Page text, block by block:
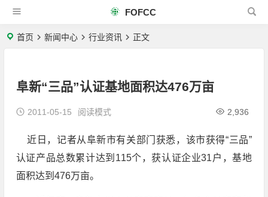
FOFCC
首页 新闻中心 行业资讯 正文
阜新“三品”认证基地面积达476万亩
2011-05-15 2,936
阅读模式
近日，记者从阜新市有关部门获悉，该市获得“三品”
认证产品总数累计达到115个，获认证企业31户，基地
面积达到476万亩。